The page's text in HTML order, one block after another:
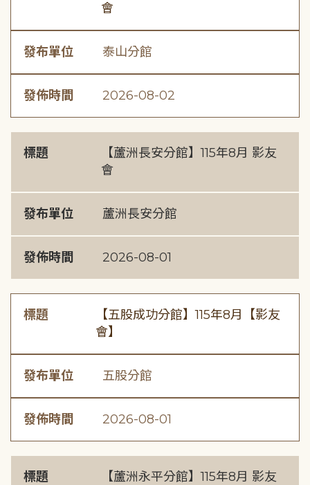
會
發布單位 泰山分館
發佈時間 2026-08-02
標題
【蘆洲長安分館】115年8月 影友
會
發布單位 蘆洲長安分館
發佈時間 2026-08-01
標題
【五股成功分館】115年8月【影友
會】
發布單位 五股分館
發佈時間 2026-08-01
標題
【蘆洲永平分館】115年8月 影友